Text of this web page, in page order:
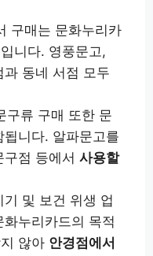
구매는 문화누리카
니다. 영풍문고,
동네 서점 모두
구류 구매 또한 문
니다. 알파문고를
점 등에서 사용할
및 보건 위생 업
누리카드의 목적
않아 안경점에서